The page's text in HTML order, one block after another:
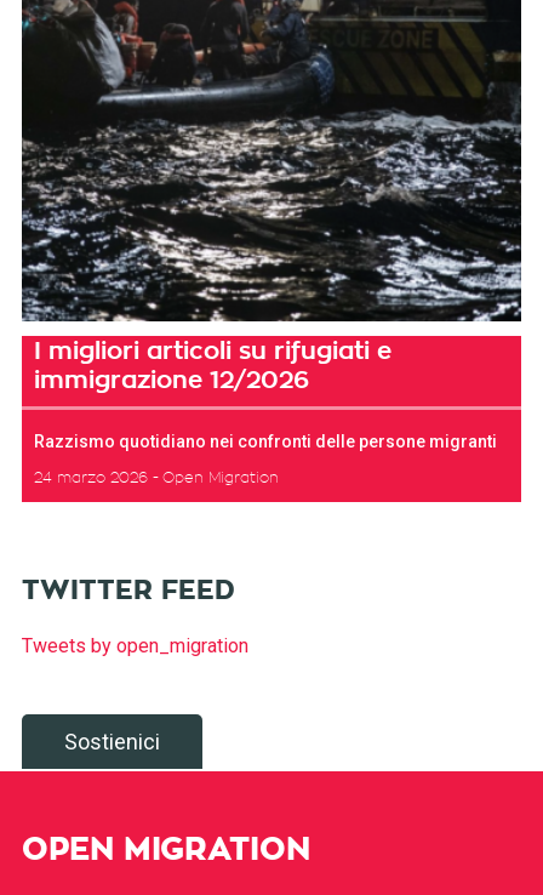
I migliori articoli su rifugiati e
immigrazione 12/2026
Razzismo quotidiano nei confronti delle persone migranti
24 marzo 2026 Open Migration
TWITTER FEED
Tweets by open_migration
Sostienici
OPEN MIGRATION